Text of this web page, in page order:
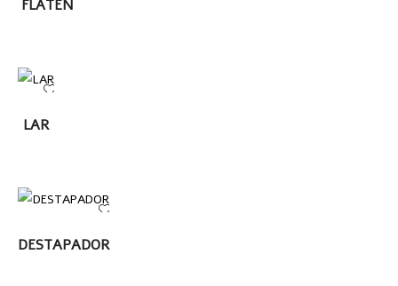
MÁS
FLATEN
MÁS
LAR
LEER MÁS
DESTAPADOR